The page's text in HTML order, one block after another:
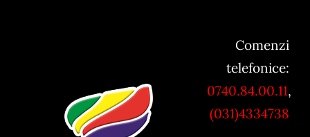
Comenzi
telefonice:
0740.84.00.11,
(031)4334738